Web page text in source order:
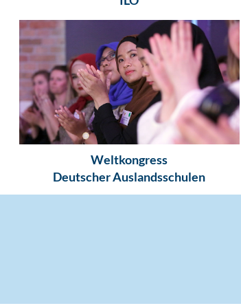
Weltkongress
Deutscher Auslandsschulen